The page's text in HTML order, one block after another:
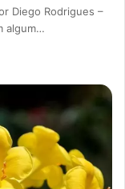
Diego Rodrigues –
algum…